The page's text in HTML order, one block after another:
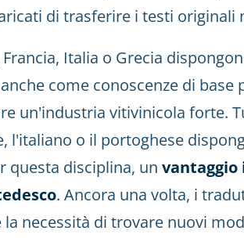
di trasferire i testi originali
Francia, Italia o Grecia
come conoscenze di base
un'industria vitivinicola forte.
l'italiano o il portoghese
questa disciplina, un vantaggio
. Ancora una volta, i
necessità di trovare nuovi